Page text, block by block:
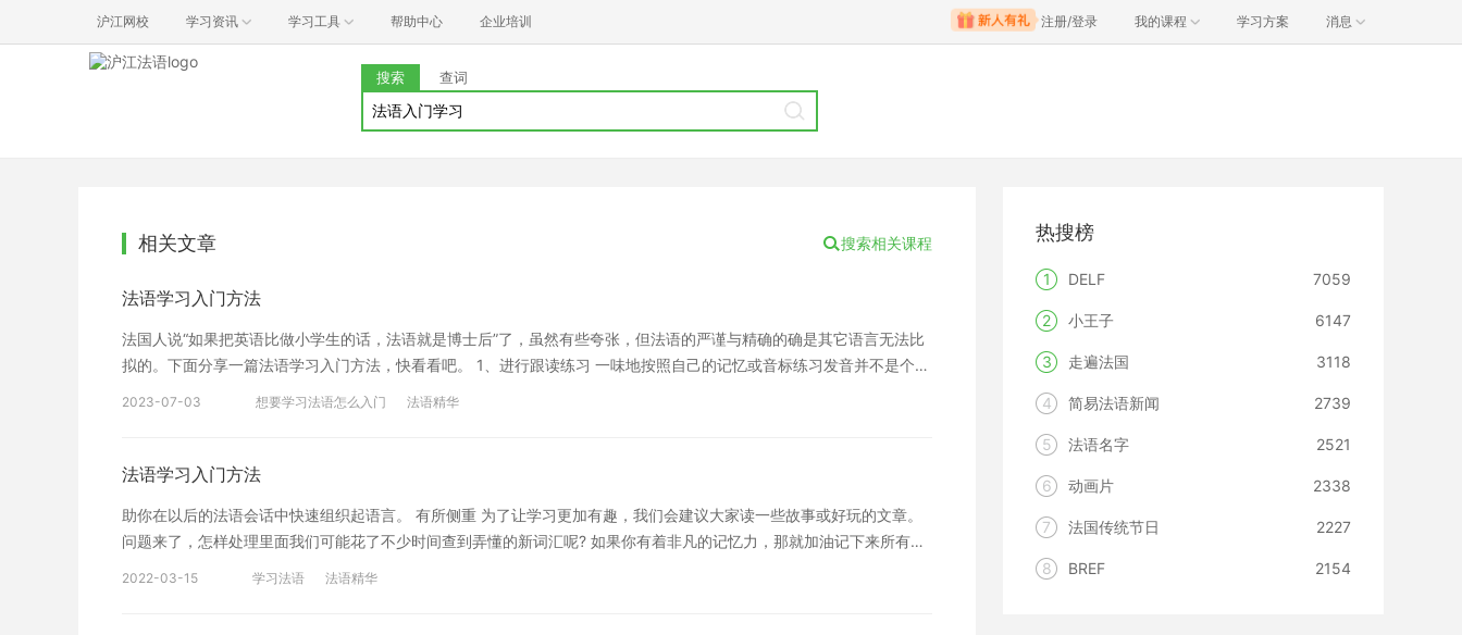
沪江网校 学习资讯 学习工具 帮助中心 企业培训 注册/登录 我的课程 学习方案 消息
搜索 查词
相关文章 搜索相关课程
法语学习入门方法
法国人说“如果把英语比做小学生的话，法语就是博士后”了，虽然有些夸张，但法语的严谨与精确的确是其它语言无法比
拟的。下面分享一篇法语学习入门方法，快看看吧。 1、进行跟读练习 一味地按照自己的记忆或音标练习发音并不是个好
正确发音的情况下可以请教一下老师，了解这个发音舌头和牙齿
2023-07-03 想要学习法语怎么入门 法语精华
法语学习入门方法
助你在以后的法语会话中快速组织起语言。 有所侧重 为了让学习更加有趣，我们会建议大家读一些故事或好玩的文章。
问题来了，怎样处理里面我们可能花了不少时间查到弄懂的新词汇呢? 如果你有着非凡的记忆力，那就加油记下来所有的
2022-03-15 学习法语 法语精华
热搜榜
1 DELF 7059
2 小王子 6147
3 走遍法国 3118
4 简易法语新闻 2739
5 法语名字 2521
6 动画片 2338
7 法国传统节日 2227
8 BREF 2154